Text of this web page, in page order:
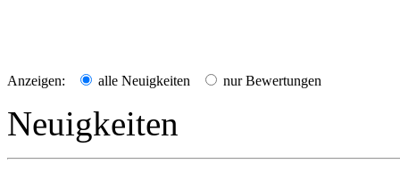
Anzeigen: alle Neuigkeiten nur Bewertungen
Neuigkeiten